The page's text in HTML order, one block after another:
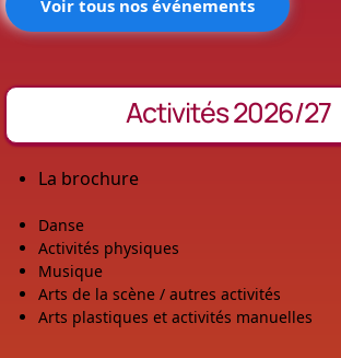
Voir tous nos événements
Activités 2026/27
La brochure
Danse
Activités physiques
Musique
Arts de la scène / autres activités
Arts plastiques et activités manuelles